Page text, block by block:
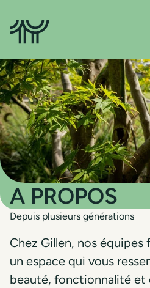
Accueil Gillen
A PROPOS
Depuis plusieurs générations
Chez Gillen, nos
un espace qui vous
beauté, fonctionnalité et